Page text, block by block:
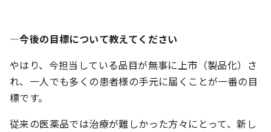
―今後の目標について教えてください
やはり、今担当している品目が無事に上市（製品化）さ
れ、一人でも多くの患者様の手元に届くことが一番の目
標です。
従来の医薬品では治療が難しかった方々にとって、新し